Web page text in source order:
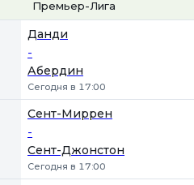
Премьер-Лига
Данди
-
Абердин
Сегодня в 17:00
Сент-Миррен
-
Сент-Джонстон
Сегодня в 17:00